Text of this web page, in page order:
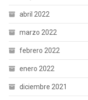
abril 2022
marzo 2022
febrero 2022
enero 2022
diciembre 2021